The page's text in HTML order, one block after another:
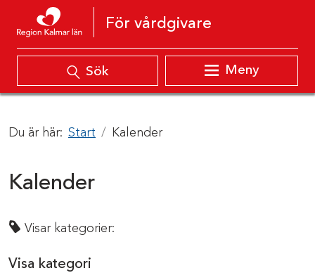
Hoppa till innehåll
För vårdgivare
Sök Meny
Du är här: Start Kalender
Kalender
Visar kategorier:
Visa kategori